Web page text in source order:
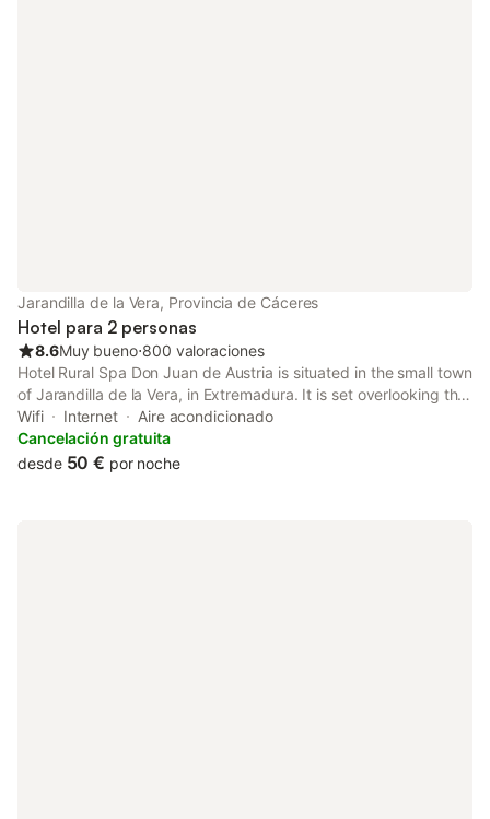
Jarandilla de la Vera, Provincia de Cáceres
Hotel para 2 personas
8.6Muy bueno⋅800 valoraciones
Hotel Rural Spa Don Juan de Austria is situated in the small town
of Jarandilla de la Vera, in Extremadura. It is set overlooking the
town’s castle and boasts views of the Sierra de Gredos
Mountains and the Jaranda Valley.
Wifi Internet
Aire acondicionado
Cancelación gratuita
desde 50 € por noche